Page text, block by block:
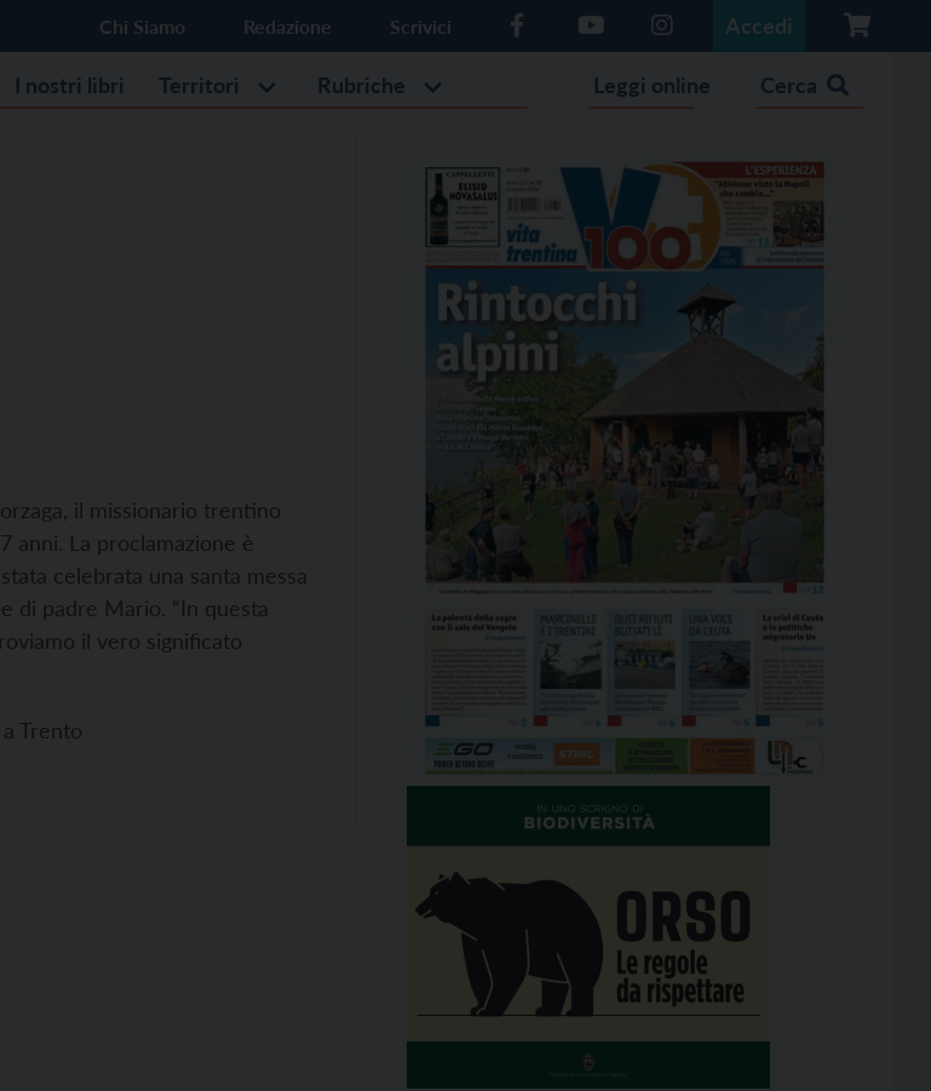
Chi Siamo Redazione Scrivici Accedi
I nostri libri Territori Rubriche Leggi online Cerca
il missionario trentino
anni. La proclamazione è
celebrata una santa messa
di padre Mario. “In questa
il vero significato
Trento